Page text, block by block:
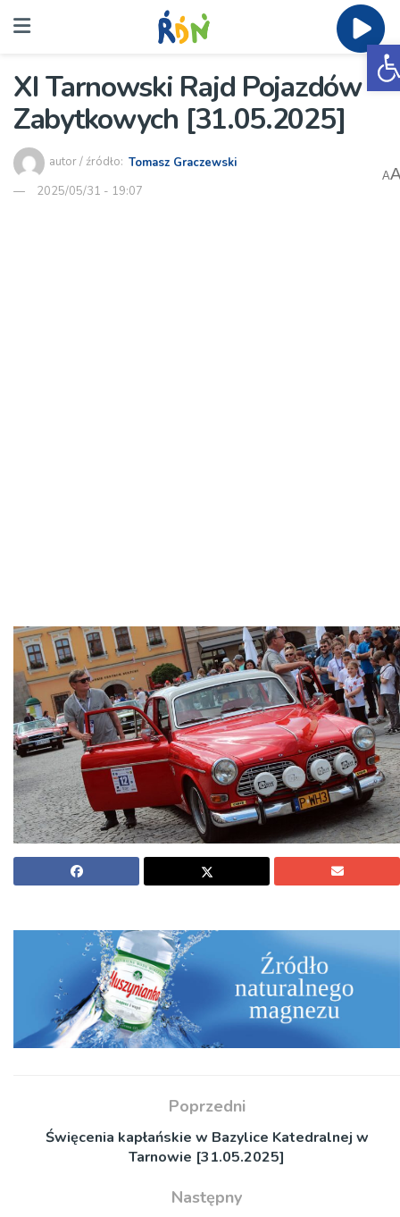
XI Tarnowski Rajd Pojazdów
Zabytkowych [31.05.2025]
autor / źródło: Tomasz Graczewski
2025/05/31 - 19:07
A
Poprzedni
Święcenia kapłańskie w Bazylice Katedralnej w
Tarnowie [31.05.2025]
Następny